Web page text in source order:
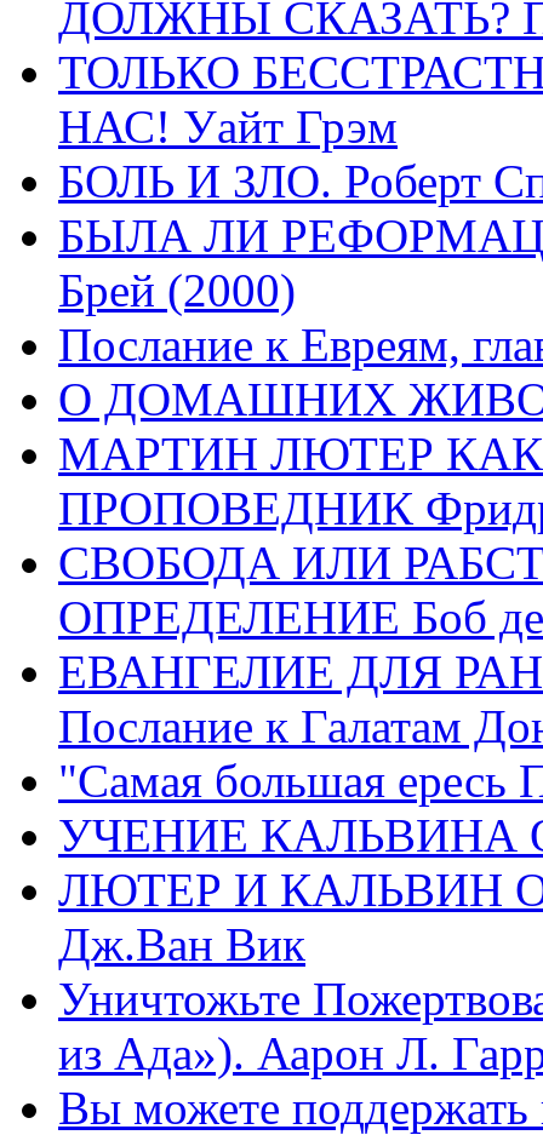
ДОЛЖНЫ СКАЗАТЬ?
ТОЛЬКО
НАС! Уайт Грэм
БОЛЬ И ЗЛО. Роберт
БЫЛА ЛИ
Брей (2000)
Послание к Евреям,
О ДОМАШНИХ
МАРТИН ЛЮТЕР
ПРОПОВЕДНИК
СВОБОДА ИЛИ
ОПРЕДЕЛЕНИЕ Боб де
ЕВАНГЕЛИЕ ДЛЯ
Послание к Галатам
"Самая большая ересь
УЧЕНИЕ КАЛЬВИНА
ЛЮТЕР И КАЛЬВИН
Дж.Ван Вик
Уничтожьте
из Ада»). Аарон Л.
Вы можете